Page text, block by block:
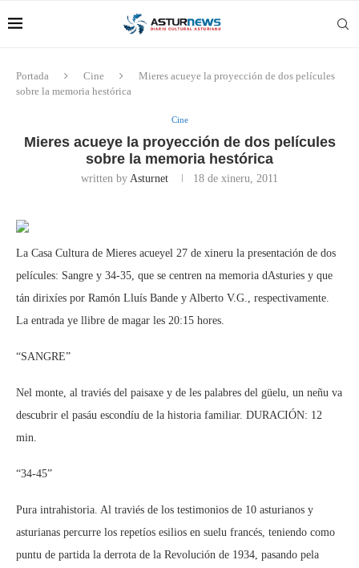
Portada Cine
Mieres acueye la proyección de dos películes
sobre la memoria hestórica
Cine
Mieres acueye la proyección de dos películes
sobre la memoria hestórica
written by Asturnet 18 de xineru, 2011
La Casa Cultura de Mieres acueyel 27 de xineru la presentación de dos
películes: Sangre y 34-35, que se centren na memoria dAsturies y que
tán dirixíes por Ramón Lluís Bande y Alberto V.G., respectivamente.
La entrada ye llibre de magar les 20:15 hores.
“SANGRE”
Nel monte, al traviés del paisaxe y de les palabres del güelu, un neñu va
descubrir el pasáu escondíu de la historia familiar. DURACIÓN: 12
min.
“34-45”
Pura intrahistoria. Al traviés de los testimonios de 10 asturianos y
asturianas percurre los repetíos esilios en suelu francés, teniendo como
puntu de partida la derrota de la Revolución de 1934, pasando pela